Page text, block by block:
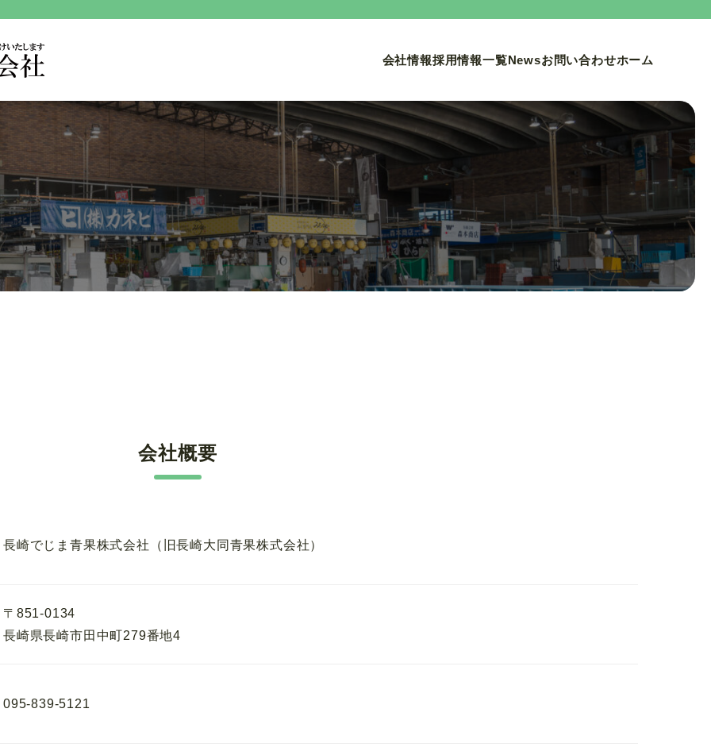
会社情報採用情報一覧Newsお問い合わせホーム
会社概要
長崎でじま青果株式会社（旧長崎大同青果株式会社）
〒851-0134
長崎県長崎市田中町279番地4
095-839-5121